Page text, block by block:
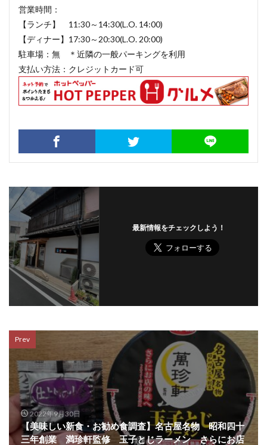
営業時間：
【ランチ】 11:30～14:30(L.O. 14:00)
【ディナー】17:30～20:30(L.O. 20:00)
駐車場：無 ＊近隣の一般パーキングを利用
支払い方法：クレジットカード可
最新情報をチェックしよう！
Prev
2022年9月30日
【美味しい新食・お勧め食調査】名古屋名物 昭和四十
三年創業 満珍軒監修 玉子とじラーメン さらにお店